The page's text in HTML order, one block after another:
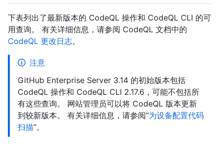
下表列出了最新版本的 CodeQL 操作和 CodeQL CLI 的可
用查询。 有关详细信息，请参阅 CodeQL 文档中的
CodeQL 更改日志。
注意
GitHub Enterprise Server 3.14 的初始版本包括
CodeQL 操作和 CodeQL CLI 2.17.6，可能不包括所
有这些查询。 网站管理员可以将 CodeQL 版本更新
到较新版本。 有关详细信息，请参阅“为设备配置代码
扫描”。